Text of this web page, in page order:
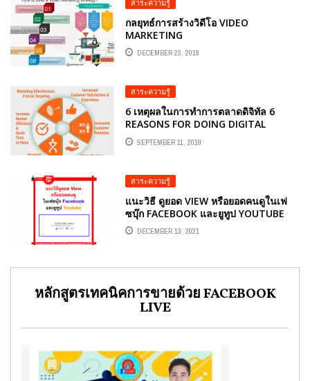
สาระความรู้
กลยุทธ์การสร้างวิดีโอ VIDEO
MARKETING
DECEMBER 23, 2018
สาระความรู้
6 เหตุผลในการทำการตลาดดิจิทัล 6
REASONS FOR DOING DIGITAL
MARKETING.
SEPTEMBER 11, 2019
สาระความรู้
แนะวิธี ดูยอด VIEW หรือยอดคนดูในเฟ
ซบุ๊ก FACEBOOK และยูทูป YOUTUBE
DECEMBER 13, 2021
หลักสูตรเทคนิคการขายด้วย FACEBOOK
LIVE